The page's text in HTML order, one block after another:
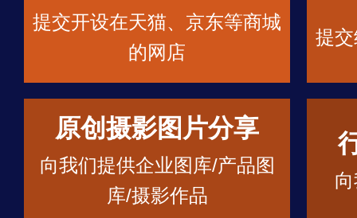
提交开设在天猫、京东等商城
的网店
提
原创摄影图片分享
向我们提供企业图库/产品图
库/摄影作品